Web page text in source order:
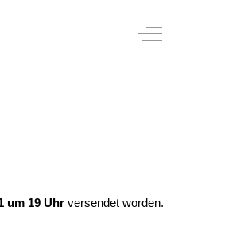
Off-Canvas
um 19 Uhrversendet worden.